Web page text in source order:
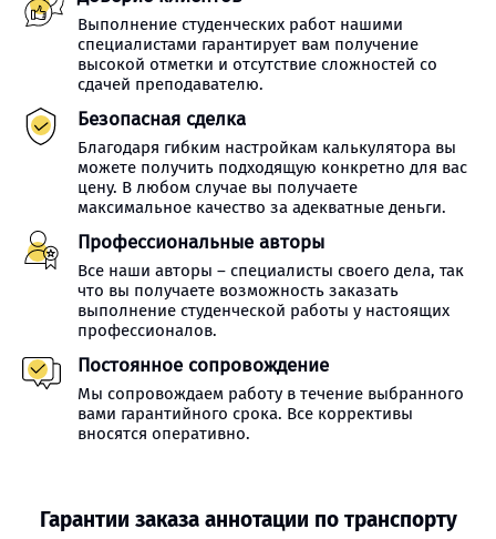
Выполнение студенческих работ нашими
специалистами гарантирует вам получение
высокой отметки и отсутствие сложностей со
сдачей преподавателю.
Безопасная сделка
Благодаря гибким настройкам калькулятора вы
можете получить подходящую конкретно для вас
цену. В любом случае вы получаете
максимальное качество за адекватные деньги.
Профессиональные авторы
Все наши авторы – специалисты своего дела, так
что вы получаете возможность заказать
выполнение студенческой работы у настоящих
профессионалов.
Постоянное сопровождение
Мы сопровождаем работу в течение выбранного
вами гарантийного срока. Все коррективы
вносятся оперативно.
Гарантии заказа аннотации по транспорту